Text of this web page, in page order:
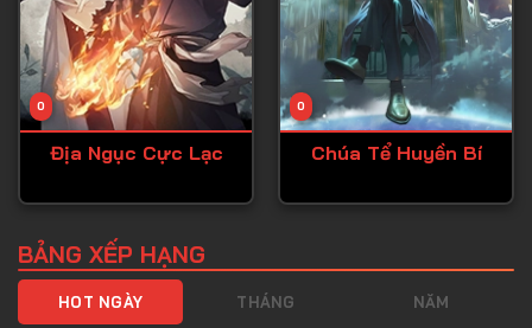
Tập 45
Tập 46
Tập 47
Tập 49
0
Địa Ngục Cực Lạc
0
Chúa Tể Huyền Bí
BẢNG XẾP HẠNG
HOT NGÀY THÁNG NĂM